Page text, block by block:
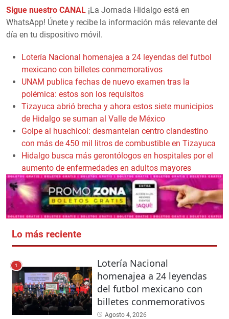
Sigue nuestro CANAL ¡La Jornada Hidalgo está en
WhatsApp! Únete y recibe la información más relevante del
día en tu dispositivo móvil.
Lotería Nacional homenajea a 24 leyendas del futbol
mexicano con billetes conmemorativos
UNAM publica fechas de nuevo examen tras la
polémica: estos son los requisitos
Tizayuca abrió brecha y ahora estos siete municipios
de Hidalgo se suman al Valle de México
Golpe al huachicol: desmantelan centro clandestino
con más de 450 mil litros de combustible en Tizayuca
Hidalgo busca más gerontólogos en hospitales por el
aumento de enfermedades en adultos mayores
Lo más reciente
1
Lotería Nacional
homenajea a 24 leyendas
del futbol mexicano con
billetes conmemorativos
Agosto 4, 2026